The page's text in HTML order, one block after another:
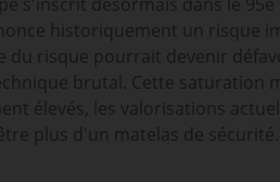
historiquement un risque
du risque pourrait devenir
brutal. Cette saturation
élevés, les valorisations
plus d'un matelas de sécurité.